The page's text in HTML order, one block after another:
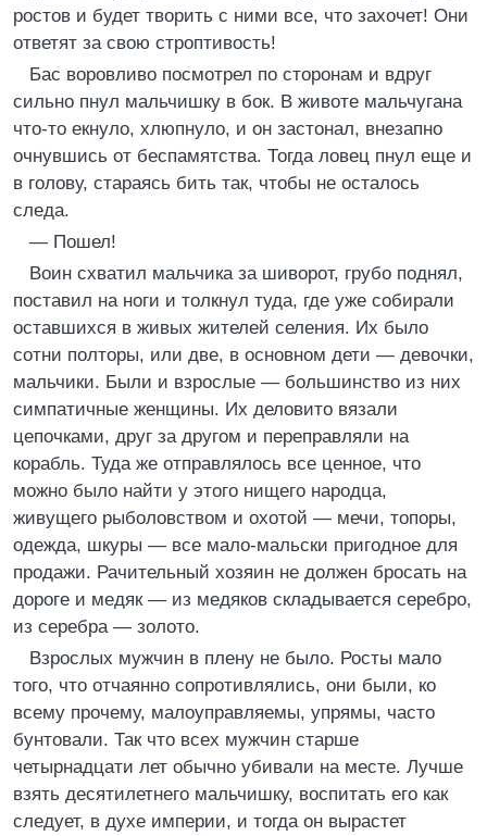
ростов и будет творить с ними все, что захочет! Они
ответят за свою строптивость!
Бас воровливо посмотрел по сторонам и вдруг
сильно пнул мальчишку в бок. В животе мальчугана
что-то екнуло, хлюпнуло, и он застонал, внезапно
очнувшись от беспамятства. Тогда ловец пнул еще и
в голову, стараясь бить так, чтобы не осталось
следа.
— Пошел!
Воин схватил мальчика за шиворот, грубо поднял,
поставил на ноги и толкнул туда, где уже собирали
оставшихся в живых жителей селения. Их было
сотни полторы, или две, в основном дети — девочки,
мальчики. Были и взрослые — большинство из них
симпатичные женщины. Их деловито вязали
цепочками, друг за другом и переправляли на
корабль. Туда же отправлялось все ценное, что
можно было найти у этого нищего народца,
живущего рыболовством и охотой — мечи, топоры,
одежда, шкуры — все мало-мальски пригодное для
продажи. Рачительный хозяин не должен бросать на
дороге и медяк — из медяков складывается серебро,
из серебра — золото.
Взрослых мужчин в плену не было. Росты мало
того, что отчаянно сопротивлялись, они были, ко
всему прочему, малоуправляемы, упрямы, часто
бунтовали. Так что всех мужчин старше
четырнадцати лет обычно убивали на месте. Лучше
взять десятилетнего мальчишку, воспитать его как
следует, в духе империи, и тогда он вырастет